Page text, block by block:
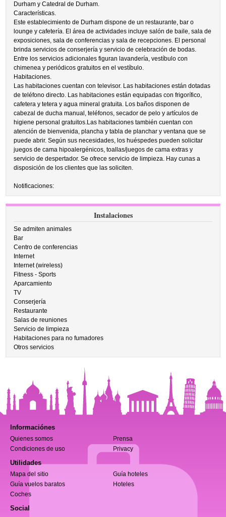
Durham y Catedral de Durham.
Características.
Este establecimiento de Durham dispone de un restaurante, bar o
lounge y cafetería. El área de actividades incluye salón de baile, sala de
exposiciones, sala de conferencias y sala de recepciones. El personal
brinda servicios de conserjería y servicio de celebración de bodas.
Entre los servicios adicionales figuran lavandería, vestíbulo con
chimenea y periódicos gratuitos en el vestíbulo.
Habitaciones.
Las habitaciones cuentan con televisor. Las habitaciones están dotadas
de teléfono directo. Las habitaciones están equipadas con frigorífico,
cafetera y tetera y agua mineral gratuita. Los baños disponen de
cabezal de ducha manual, teléfonos, secador de pelo y artículos de
higiene personal gratuitos.Las habitaciones también cuentan con
atención de bienvenida, plancha y tabla de planchar y ventana que se
puede abrir. Según sus necesidades, los huéspedes pueden solicitar
juegos de cama hipoalergénicos, toallas/juegos de cama extras y
servicio de despertador. Se ofrece servicio de limpieza. Hay cunas a
disposición de los clientes que las soliciten.
Notificaciones:
Instalaciones
Se admiten animales
Bar
Centro de conferencias
Internet
Internet (wireless)
Fitness - Sports
Aparcamiento
TV
Conserjería
Restaurante
Salas de reuniones
Servicio de limpieza
Habitaciones para no fumadores
Otros servicios
Informaciónes
Quienes somos
Prensa
Condiciones de uso
Privacy
Utilidades
Mapa del sitio
Guía hoteles
Guía vuelos baratos
Hoteles
Coches
Social